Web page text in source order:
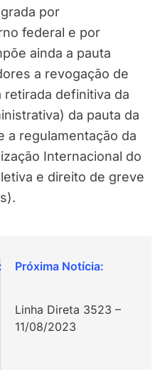
por
federal e por
ainda a pauta
a revogação de
retirada definitiva da
da pauta da
a regulamentação da
Internacional do
e direito de greve
Linha Direta 3523 –
11/08/2023